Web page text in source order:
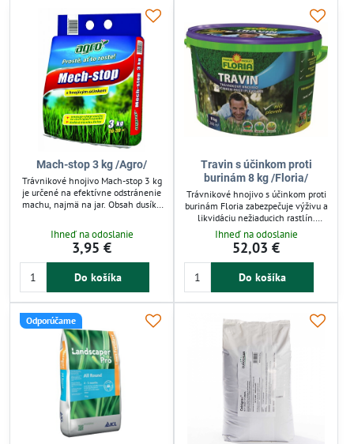
Mach-stop 3 kg /Agro/
Trávnikové hnojivo Mach-stop 3 kg
je určené na efektívne odstránenie
machu, najmä na jar. Obsah dusíka
farbu. Po aplikácii mach vyschne a
ľahko sa odstráni, čím sa uvoľnia
miesta pre nový porast. Vhodné pre
všetky typy trávnikov.
Ihneď na odoslanie
3,95 €
Do košíka
Travin s účinkom proti
burinám 8 kg /Floria/
Trávnikové hnojivo s účinkom proti
burinám Floria zabezpečuje výživu a
likvidáciu nežiaducich rastlín.
Zároveň prevzdušňuje pôdu, čo
podporuje zdravý rast trávnika.
Dlhodobé pôsobenie až 2 mesiace
je ideálne pre všetky typy
trávnikov. Jednoduché dávkovanie a
fosforom a draslíkom zlepšujú
kondíciu trávnika a znižujú výskyt
burín.
Ihneď na odoslanie
52,03 €
Do košíka
Odporúčame